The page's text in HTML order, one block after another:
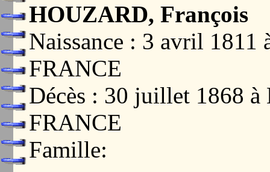
HOUZARD, François
Naissance : 3 avril
FRANCE
Décès : 30 juillet 1868
FRANCE
Famille: